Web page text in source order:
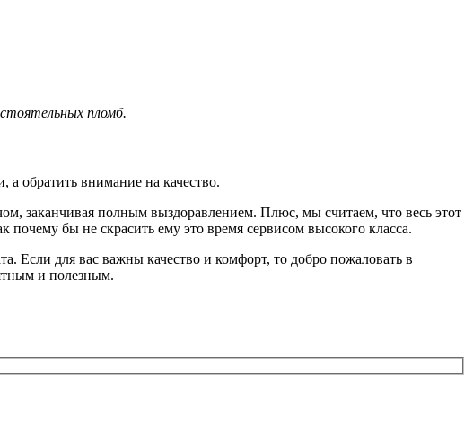
пломб.
а обратить внимание на качество.
заканчивая полным выздоравлением. Плюс, мы считаем, что весь этот
бы не скрасить ему это время сервисом высокого класса.
Если для вас важны качество и комфорт, то добро пожаловать в
и полезным.